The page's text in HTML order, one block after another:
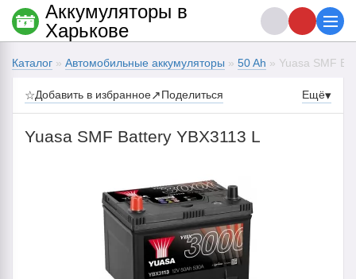
Каталог » Автомобильные аккумуляторы » 50 Ah » Yuasa SMF
☆Добавить в избранное↗Поделиться Ещё▾
Yuasa SMF Battery YBX3113 L
Аккумуляторы в
Харькове